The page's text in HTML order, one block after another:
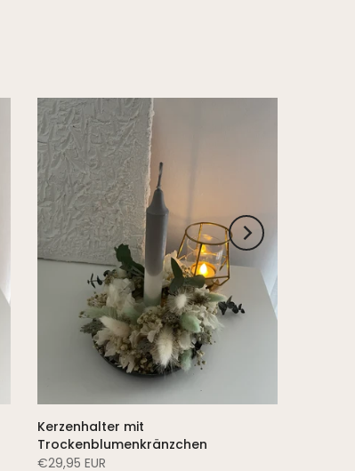
Kerzenhalter mit
Trockenblumenkränzchen
€29,95 EUR